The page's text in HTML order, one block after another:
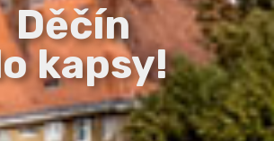
Děčín
kapsy!